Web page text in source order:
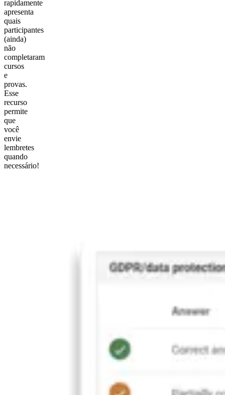
rapidamente
apresenta
quais
participantes
(ainda)
não
completaram
cursos
e
provas.
Esse
recurso
permite
que
você
envie
lembretes
quando
necessário!